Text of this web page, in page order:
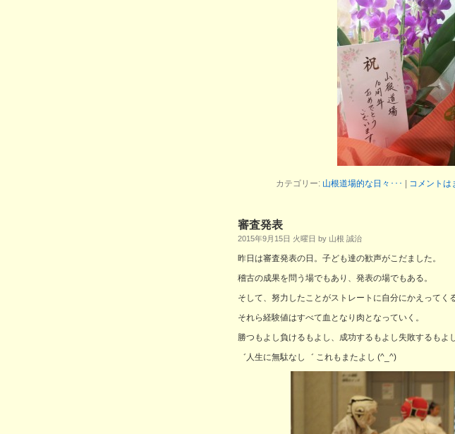
カテゴリー: 山根道場的な日々･･･ コメントは
審査発表
2015年9月15日 火曜日 by 山根 誠治
昨日は審査発表の日。子ども達の歓声がこだました。
稽古の成果を問う場でもあり、発表の場でもある。
そして、努力したことがストレートに自分にかえってく
それら経験値はすべて血となり肉となっていく。
勝つもよし負けるもよし、成功するもよし失敗するもよし
゛人生に無駄なし゛ これもまたよし (^_^)